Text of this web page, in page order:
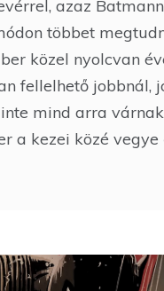
azaz
többet
közel nyolcvan
fellelhető jobbnál,
mind arra
a kezei közé vegye